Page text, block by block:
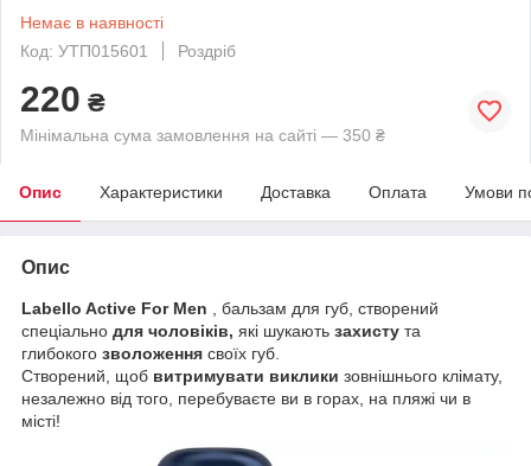
Немає в наявності
Код: УТП015601
Роздріб
220 ₴
Мінімальна сума замовлення на сайті — 350 ₴
Опис Характеристики Доставка Оплата Умови
Опис
Labello Active For Men , бальзам для губ, створений
спеціально для чоловіків, які шукають захисту та
глибокого зволоження своїх губ.
Створений, щоб витримувати виклики зовнішнього клімату,
незалежно від того, перебуваєте ви в горах, на пляжі чи в
місті!